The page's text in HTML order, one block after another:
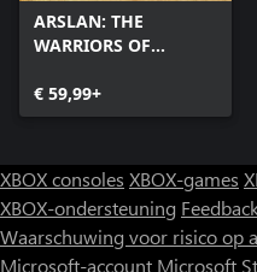
ARSLAN: THE
WARRIORS OF
€ 59,99+
XBOX consoles XBOX-games
XBOX-ondersteuning
Waarschuwing voor risico op
Microsoft-account Microsoft